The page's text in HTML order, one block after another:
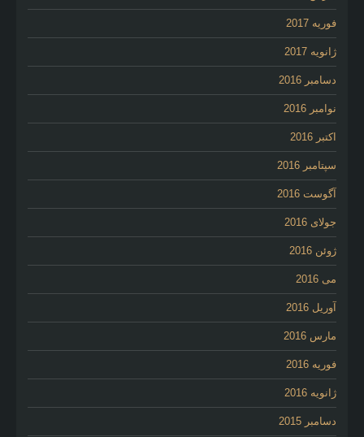
فوریه 2017
ژانویه 2017
دسامبر 2016
نوامبر 2016
اکتبر 2016
سپتامبر 2016
آگوست 2016
جولای 2016
ژوئن 2016
می 2016
آوریل 2016
مارس 2016
فوریه 2016
ژانویه 2016
دسامبر 2015